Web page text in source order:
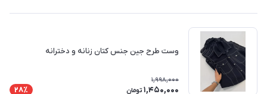
وست طرح جین جنس کتان زنانه و دخترانه
1,998,000
1,450,000 تومان 28٪